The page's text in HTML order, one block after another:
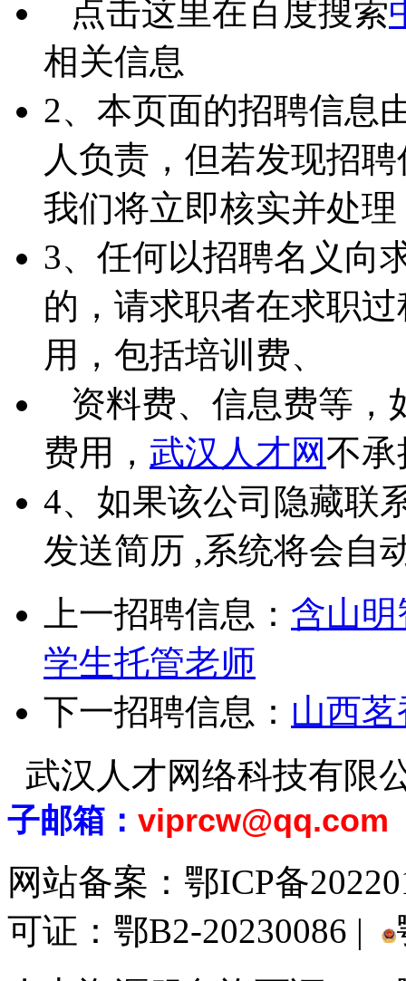
点击这里在百度搜索
相关信息
2、本页面的招聘信息
人负责，但若发现招
我们将立即核实并处理
3、任何以招聘名义向
的，请求职者在求职
用，包括培训费、
资料费、信息费等，
费用， 武汉人才网不承
4、如果该公司隐藏联
发送简历 ,系统将会自
上一招聘信息： 含山
学生托管老师
下一招聘信息： 山西
武汉人才网络科技有限
子邮箱： viprcw@qq.com
网站备案： 鄂ICP备
可证：鄂B2-20230086 |